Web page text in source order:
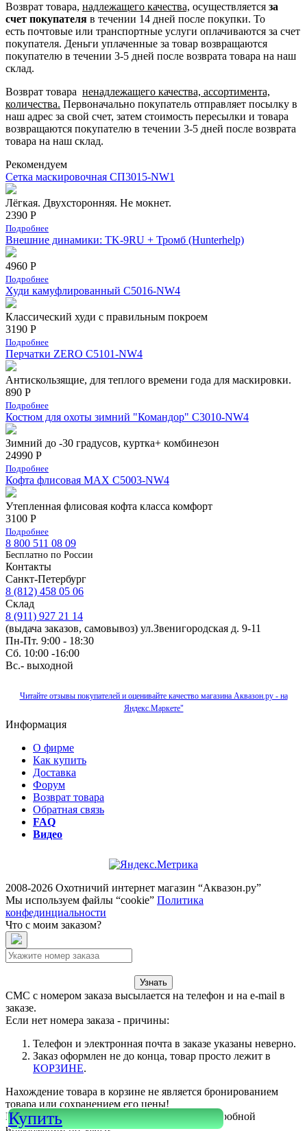
Купить
Возврат товара, надлежащего качества, осуществляется за
счет покупателя в течении 14 дней после покупки. То
есть почтовые или транспортные услуги оплачиваются за счет
покупателя. Деньги уплаченные за товар возвращаются
покупателю в течении 3-5 дней после возврата товара на наш
склад.
Возврат товара ненадлежащего качества, ассортимента,
количества. Первоначально покупатель отправляет посылку в
наш адрес за свой счет, затем стоимость пересылки и товара
возвращаются покупателю в течении 3-5 дней после возврата
товара на наш склад.
Рекомендуем
Сетка маскировочная СП3015-NW1
Лёгкая. Двухсторонняя. Не мокнет.
2390 Р
Подробнее
Внешние динамики: TK-9RU + Тромб (Hunterhelp)
4960 Р
Подробнее
Худи камуфлированный C5016-NW4
Классический худи с правильным покроем
3190 Р
Подробнее
Перчатки ZERO C5101-NW4
Антискользящие, для теплого времени года для маскировки.
890 Р
Подробнее
Костюм для охоты зимний "Командор" С3010-NW4
Зимний до -30 градусов, куртка+ комбинезон
24990 Р
Подробнее
Кофта флисовая MAX C5003-NW4
Утепленная флисовая кофта класса комфорт
3100 Р
Подробнее
8 800 511 08 09
Бесплатно по Роcсии
Контакты
Санкт-Петербург
8 (812) 458 05 06
Склад
8 (911) 927 21 14
(выдача заказов, самовывоз) ул.Звенигородская д. 9-11
Пн-Пт. 9:00 - 18:30
Сб. 10:00 -16:00
Вс.- выходной
Читайте отзывы покупателей и оценивайте качество магазина Аквазон.ру - на
Яндекс.Маркете"
Информация
О фирме
Как купить
Доставка
Форум
Возврат товара
Обратная связь
FAQ
Видео
2008-2026 Охотничий интернет магазин “Аквазон.ру”
Мы используем файлы “cookie” Политика
конфединциальности
Что с моим заказом?
Узнать
СМС с номером заказа высылается на телефон и на e-mail в
заказе.
Если нет номера заказа - причины:
Телефон и электронная почта в заказе указаны неверно.
Заказ оформлен не до конца, товар просто лежит в
КОРЗИНЕ.
Нахождение товара в корзине не является бронированием
товара или сохранением его цены!
Или войдите в свой
для более подробной
информации по заказу.